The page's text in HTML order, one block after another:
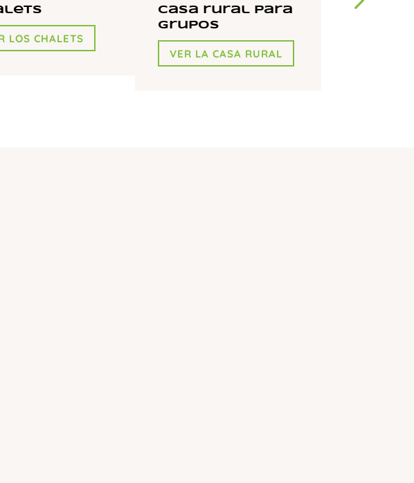
LOS CHALETS
Casa rural para
grupos
VER LA CASA RURAL